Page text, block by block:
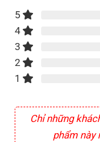
2,5 gam*
5
4
3
2
1
Chỉ những
phẩm này